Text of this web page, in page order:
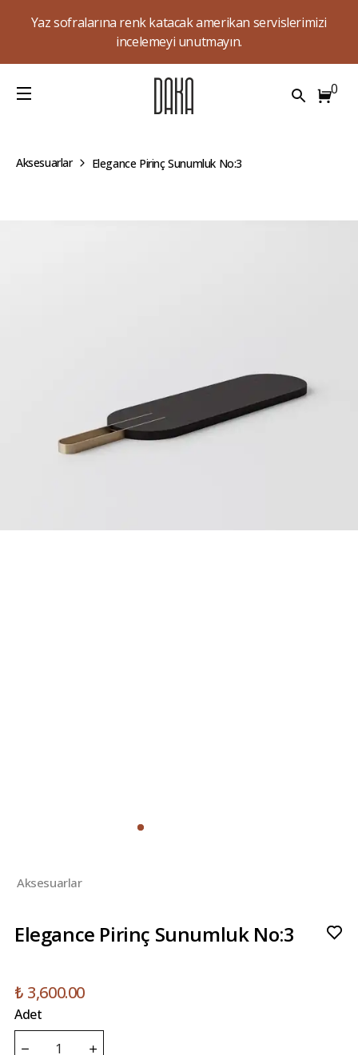
Yaz sofralarına renk katacak amerikan servislerimizi
incelemeyi unutmayın.
0
Aksesuarlar Elegance Pirinç Sunumluk No:3
Aksesuarlar
Elegance Pirinç Sunumluk No:3
₺ 3,600.00
Adet